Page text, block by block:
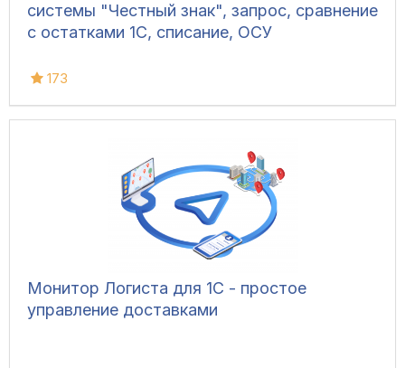
системы "Честный знак", запрос, сравнение
с остатками 1С, списание, ОСУ
173
Монитор Логиста для 1С - простое
управление доставками